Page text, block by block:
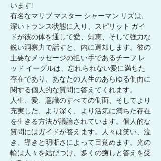
います!
有名なマリブ マスター シャーマン リズは、
深いトランス状態に入り、スピリット ガイ
ドが彼の体を通して愛、知恵、そして強力な
鋭い洞察力で話すと、内に退却します。彼の
主要なメッセージの担い手であるチーフ レ
ッド イーグルは、忘れられない愛に満ちた
存在であり、あなたの人生のあらゆる側面に
関する個人的な質問に答えてくれます。
人生、愛、意識のすべての側面、そしてより
充実した、より深く、より活気に満ちた存在
を生きる方法が議論されています。個人的な
質問にはガイドが答えます。人々は笑い、泣
き、導きと明晰さによって目覚めます。光の
輪は人々を結びつけ、多くの癒しと答えを受